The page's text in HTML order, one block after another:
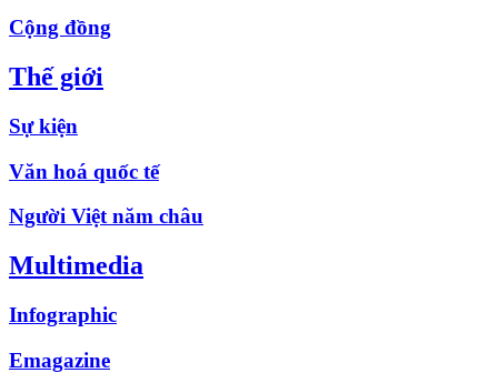
Cộng đồng
Thế giới
Sự kiện
Văn hoá quốc tế
Người Việt năm châu
Multimedia
Infographic
Emagazine